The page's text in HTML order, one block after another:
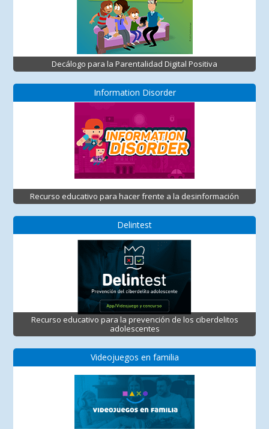
Decálogo para la Parentalidad Digital Positiva
Information Disorder
Recurso educativo para hacer frente a la desinformación
Delintest
Recurso educativo para la prevención de los ciberdelitos
adolescentes
Videojuegos en familia